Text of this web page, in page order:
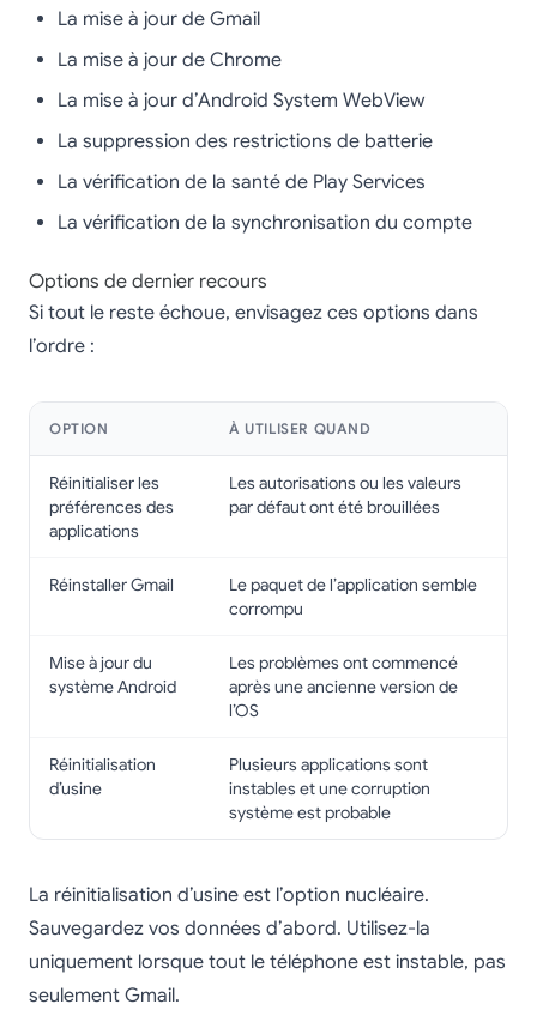
La mise à jour de Gmail
La mise à jour de Chrome
La mise à jour d’Android System WebView
La suppression des restrictions de batterie
La vérification de la santé de Play Services
La vérification de la synchronisation du compte
Options de dernier recours
Si tout le reste échoue, envisagez ces options dans
l’ordre :
OPTION À UTILISER QUAND
Réinitialiser les
préférences des
applications
Les autorisations ou les valeurs
par défaut ont été brouillées
Réinstaller Gmail
Le paquet de l’application semble
corrompu
Mise à jour du
système Android
Les problèmes ont commencé
après une ancienne version de
l’OS
Réinitialisation
d’usine
Plusieurs applications sont
instables et une corruption
système est probable
La réinitialisation d’usine est l’option nucléaire.
Sauvegardez vos données d’abord. Utilisez-la
uniquement lorsque tout le téléphone est instable, pas
seulement Gmail.